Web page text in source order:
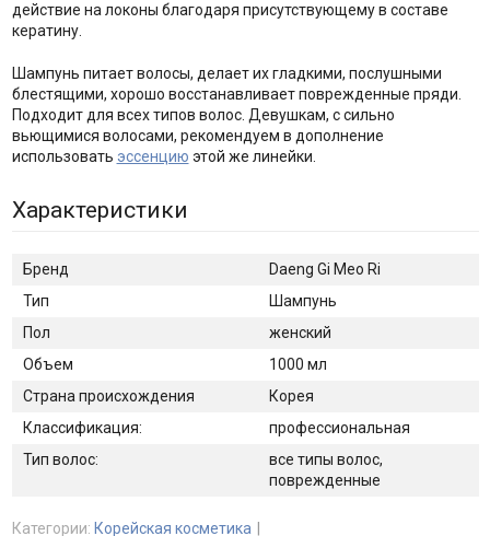
действие на локоны благодаря присутствующему в составе
кератину.
Шампунь питает волосы, делает их гладкими, послушными
блестящими, хорошо восстанавливает поврежденные пряди.
Подходит для всех типов волос. Девушкам, с сильно
вьющимися волосами, рекомендуем в дополнение
использовать эссенцию этой же линейки.
Характеристики
Бренд
Daeng Gi Meo Ri
Тип
Шампунь
Пол
женский
Объем
1000 мл
Страна происхождения
Корея
Классификация:
профессиональная
Тип волос:
все типы волос,
поврежденные
Категории: Корейская косметика